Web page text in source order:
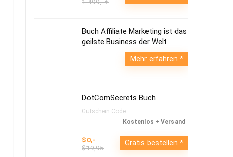
Buch Affiliate Marketing ist das
geilste Business der Welt
Mehr erfahren
DotComSecrets Buch
Gutschein Code:
Kostenlos + Versand
$0,-
$19,95
Gratis bestellen